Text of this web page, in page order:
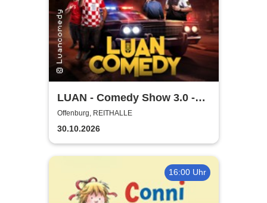
LUAN - Comedy Show 3.0 -
Glaub halt net!
Offenburg, REITHALLE
30.10.2026
16:00 Uhr